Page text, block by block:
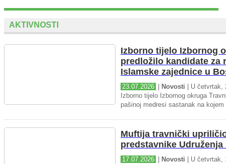
AKTIVNOSTI
Izborno tijelo Izbornog
predložilo kandidate za
Islamske zajednice u
23.07.2026 Novosti | U četvrtak,
Izborno tijelo Izbornog okruga
pašinoj medresi sastanak na
Muftija travnički
predstavnike
17.07.2026 Novosti | U četvrtak,